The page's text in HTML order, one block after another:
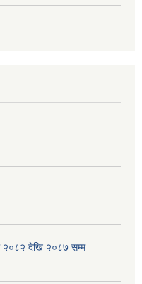
२०८२ देखि २०८७ सम्म